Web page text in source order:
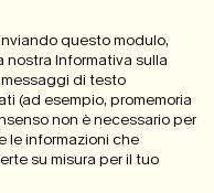
questo modulo,
nostra Informativa sulla
di testo
(ad esempio, promemoria
non è necessario per
le informazioni che
su misura per il tuo